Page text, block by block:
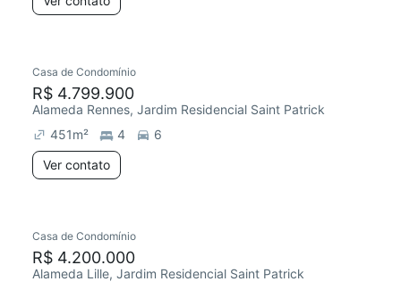
Casa de Condomínio
R$ 4.799.900
Alameda Rennes, Jardim Residencial Saint Patrick
451m² 4
6
Ver contato
Casa de Condomínio
R$ 4.200.000
Alameda Lille, Jardim Residencial Saint Patrick